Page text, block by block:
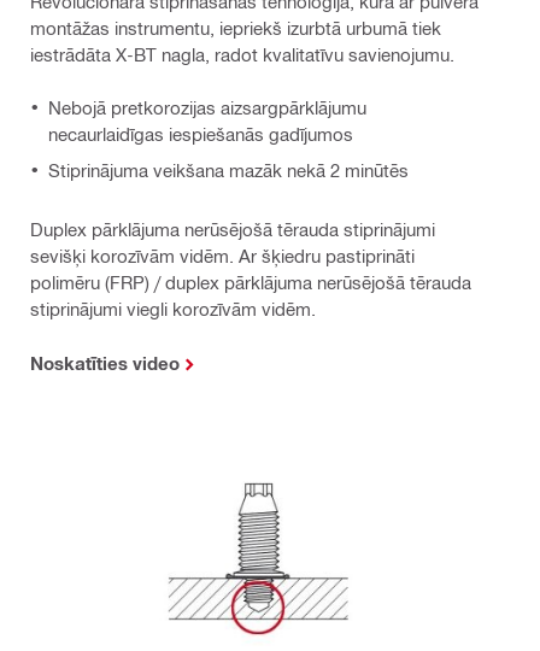
montāžas instrumentu, iepriekš izurbtā urbumā tiek
iestrādāta X-BT nagla, radot kvalitatīvu savienojumu.
Nebojā pretkorozijas aizsargpārklājumu
necaurlaidīgas iespiešanās gadījumos
Stiprinājuma veikšana mazāk nekā 2 minūtēs
Duplex pārklājuma nerūsējošā tērauda stiprinājumi
sevišķi korozīvām vidēm. Ar šķiedru pastiprināti
polimēru (FRP) / duplex pārklājuma nerūsējošā tērauda
stiprinājumi viegli korozīvām vidēm.
Noskatīties video